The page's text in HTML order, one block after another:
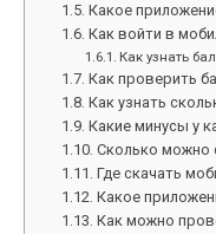
Какое
Как войти в
Как узнать
Как проверить
Как узнать
Какие минусы у
Сколько можно
Где скачать
Какое
Как можно